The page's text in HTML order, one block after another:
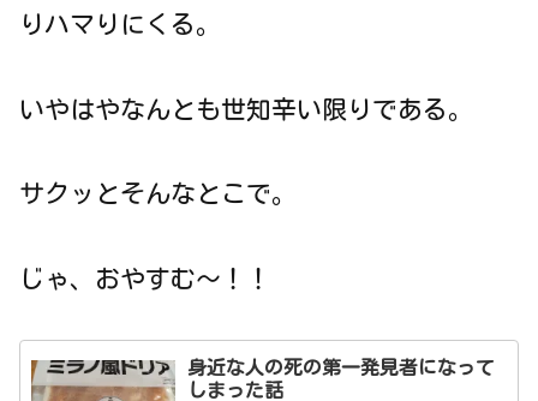
りハマりにくる。
いやはやなんとも世知辛い限りである。
サクッとそんなとこで。
じゃ、おやすむ～！！
身近な人の死の第一発見者になって
しまった話